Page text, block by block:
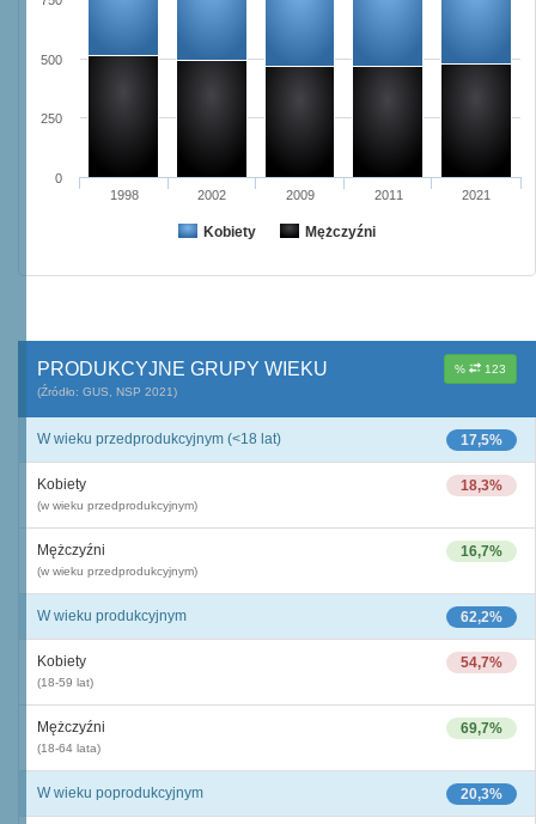
Kobiety Mężczyźni
1998 2002 2009 2011 2021
0
250
500
% 123
PRODUKCYJNE GRUPY WIEKU
(Źródło: GUS, NSP 2021)
17,5%
W wieku przedprodukcyjnym (<18 lat)
18,3%
Kobiety
(w wieku przedprodukcyjnym)
16,7%
Mężczyźni
(w wieku przedprodukcyjnym)
62,2%
W wieku produkcyjnym
54,7%
Kobiety
(18-59 lat)
69,7%
Mężczyźni
(18-64 lata)
20,3%
W wieku poprodukcyjnym